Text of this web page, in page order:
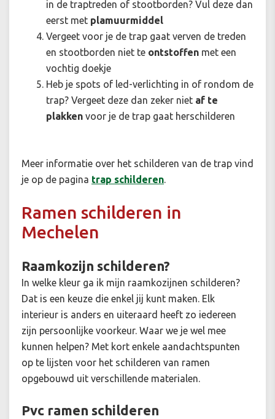
in de traptreden of stootborden? Vul deze dan
eerst met plamuurmiddel
Vergeet voor je de trap gaat verven de treden
en stootborden niet te ontstoffen met een
vochtig doekje
Heb je spots of led-verlichting in of rondom de
trap? Vergeet deze dan zeker niet af te
plakken voor je de trap gaat herschilderen
Meer informatie over het schilderen van de trap vind
je op de pagina trap schilderen.
Ramen schilderen in
Mechelen
Raamkozijn schilderen?
In welke kleur ga ik mijn raamkozijnen schilderen?
Dat is een keuze die enkel jij kunt maken. Elk
interieur is anders en uiteraard heeft zo iedereen
zijn persoonlijke voorkeur. Waar we je wel mee
kunnen helpen? Met kort enkele aandachtspunten
op te lijsten voor het schilderen van ramen
opgebouwd uit verschillende materialen.
Pvc ramen schilderen